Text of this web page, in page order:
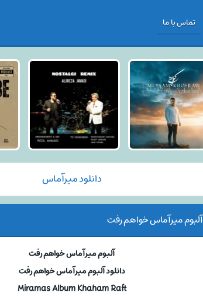
تماس با ما
دانلود میرآماس
آلبوم میرآماس خواهم رفت
آلبوم میرآماس خواهم رفت
دانلود آلبوم میرآماس خواهم رفت
Miramas Album Khaham Raft